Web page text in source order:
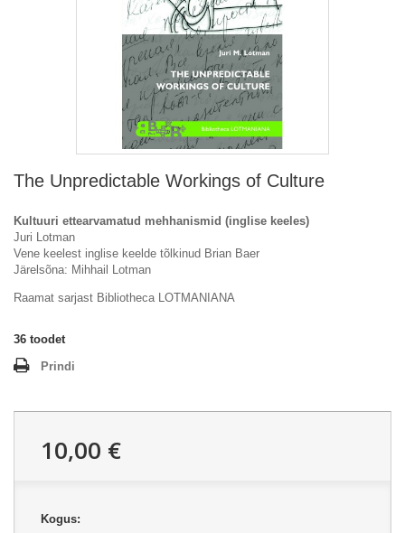
The Unpredictable Workings of Culture
Kultuuri ettearvamatud mehhanismid (inglise keeles)
Juri Lotman
Vene keelest inglise keelde tõlkinud Brian Baer
Järelsõna: Mihhail Lotman
Raamat sarjast Bibliotheca LOTMANIANA
36 toodet
Prindi
10,00 €
Kogus: